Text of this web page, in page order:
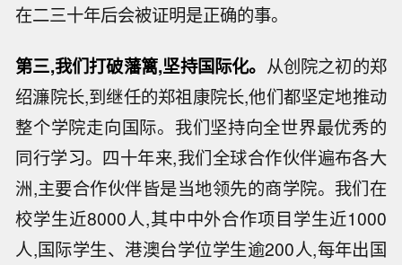
在二三十年后会被证明是正确的事。
第三,我们打破藩篱,坚持国际化。 从创院之初的郑
绍濂院长,到继任的郑祖康院长,他们都坚定地推动
整个学院走向国际。我们坚持向全世界最优秀的
同行学习。四十年来,我们全球合作伙伴遍布各大
洲,主要合作伙伴皆是当地领先的商学院。我们在
校学生近8000人,其中中外合作项目学生近1000
人,国际学生、港澳台学位学生逾200人,每年出国